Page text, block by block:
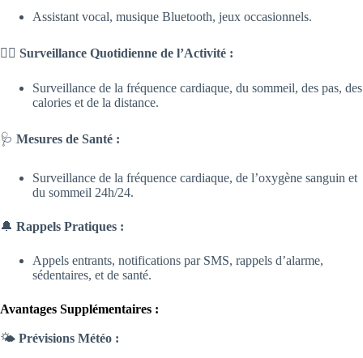
Assistant vocal, musique Bluetooth, jeux occasionnels.
🏃‍♂️ Surveillance Quotidienne de l’Activité :
Surveillance de la fréquence cardiaque, du sommeil, des pas, des
calories et de la distance.
🩺 Mesures de Santé :
Surveillance de la fréquence cardiaque, de l’oxygène sanguin et
du sommeil 24h/24.
🔔 Rappels Pratiques :
Appels entrants, notifications par SMS, rappels d’alarme,
sédentaires, et de santé.
Avantages Supplémentaires :
🌤️ Prévisions Météo :